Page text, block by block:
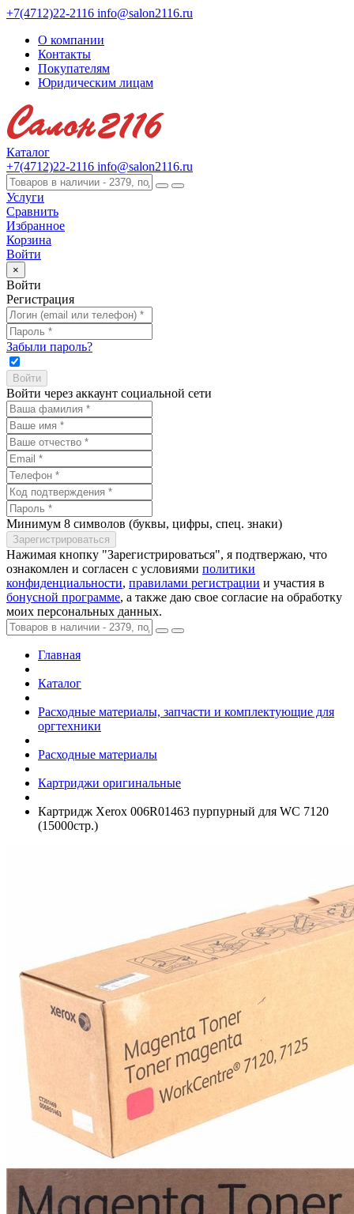
+7(4712)22-2116 info@salon2116.ru
О компании
Контакты
Покупателям
Юридическим лицам
Каталог
+7(4712)22-2116 info@salon2116.ru
Услуги
Сравнить
Избранное
Корзина
Войти
×
Войти
Регистрация
Забыли пароль?
Войти через аккаунт социальной сети
Минимум 8 символов (буквы, цифры, спец. знаки)
Нажимая кнопку "Зарегистрироваться", я подтвержаю, что
ознакомлен и согласен с условиями политики
конфиденциальности, правилами регистрации и участия в
бонусной программе, а также даю свое согласие на обработку
моих персональных данных.
Главная
Каталог
Расходные материалы, запчасти и комплектующие для
оргтехники
Расходные материалы
Картриджи оригинальные
Картридж Xerox 006R01463 пурпурный для WC 7120
(15000стр.)